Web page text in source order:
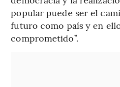
popular puede ser el
futuro como país y en
comprometido”.